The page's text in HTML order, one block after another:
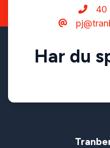
Service OK
Skiltegenkendelse
40
Har du